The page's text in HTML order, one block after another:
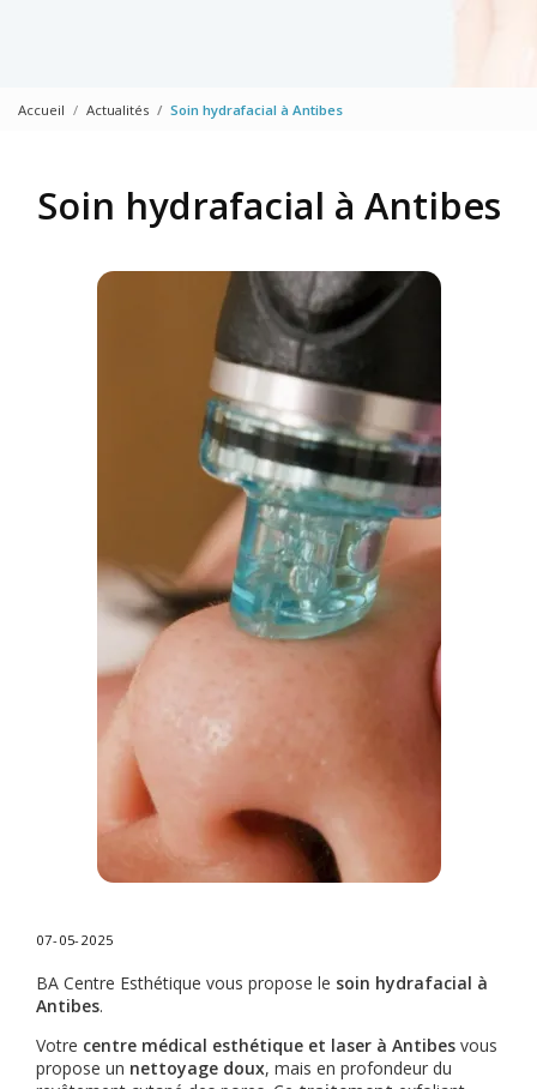
Accueil Actualités Soin hydrafacial à Antibes
Soin hydrafacial à Antibes
07-05-2025
BA Centre Esthétique vous propose le soin hydrafacial à
Antibes.
Votre centre médical esthétique et laser à Antibes vous
propose un nettoyage doux, mais en profondeur du